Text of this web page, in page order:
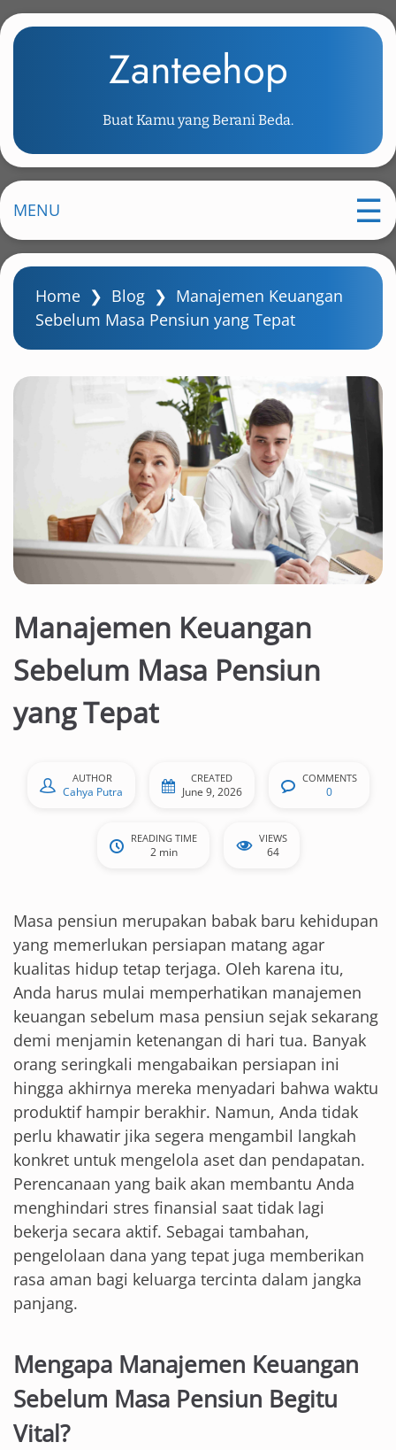
k
m
i
n
o
Zanteehop
Buat Kamu yang Berani Beda.
MENU
Home ❯ Blog ❯ Manajemen Keuangan
Sebelum Masa Pensiun yang Tepat
Manajemen Keuangan
Sebelum Masa Pensiun
yang Tepat
AUTHOR
Cahya Putra
CREATED
June 9, 2026
COMMENTS
0
READING TIME
2 min
VIEWS
64
Masa pensiun merupakan babak baru kehidupan
yang memerlukan persiapan matang agar
kualitas hidup tetap terjaga. Oleh karena itu,
Anda harus mulai memperhatikan manajemen
keuangan sebelum masa pensiun sejak sekarang
demi menjamin ketenangan di hari tua. Banyak
orang seringkali mengabaikan persiapan ini
hingga akhirnya mereka menyadari bahwa waktu
produktif hampir berakhir. Namun, Anda tidak
perlu khawatir jika segera mengambil langkah
konkret untuk mengelola aset dan pendapatan.
Perencanaan yang baik akan membantu Anda
menghindari stres finansial saat tidak lagi
bekerja secara aktif. Sebagai tambahan,
pengelolaan dana yang tepat juga memberikan
rasa aman bagi keluarga tercinta dalam jangka
panjang.
Mengapa Manajemen Keuangan
Sebelum Masa Pensiun Begitu
Vital?